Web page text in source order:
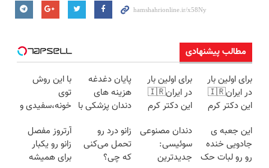
مطالب پیشنهادی
برای اولین بار
در ایران🇮🇷
این دکتر کرم
روزه ساخت!
برای اولین بار
در ایران🇮🇷
این دکتر کرم
روزه ساخت!
پایان دغدغه
هزینه های
دندان پزشکی با
کننده خانگی
با این روش
توی
خونه،سفیدی و
برگردون
(40%off)
این جعبه ی
جادویی خنده
رو رو لبات حک
دندان مصنوعی
سوئیسی:
جدیدترین
زانو درد رو
تحمل می‌کنی
که چی؟
آرتروز مفصل
زانو رو یکبار
برای همیشه